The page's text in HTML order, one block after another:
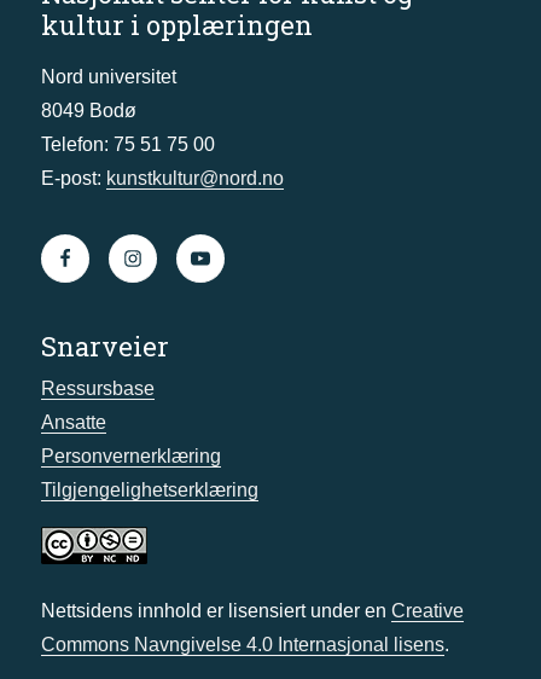
kultur i opplæringen
Nord universitet
8049 Bodø
Telefon: 75 51 75 00
E-post: kunstkultur@nord.no
Snarveier
Ressursbase
Ansatte
Personvernerklæring
Tilgjengelighetserklæring
Nettsidens innhold er lisensiert under en Creative
Commons Navngivelse 4.0 Internasjonal lisens.